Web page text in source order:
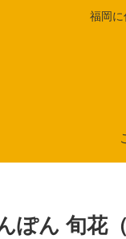
福岡
ぽん 旬花